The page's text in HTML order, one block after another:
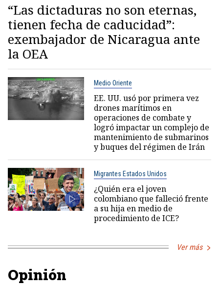
“Las dictaduras no son eternas,
tienen fecha de caducidad”:
exembajador de Nicaragua ante
la OEA
Medio Oriente
EE. UU. usó por primera vez
drones marítimos en
operaciones de combate y
logró impactar un complejo de
mantenimiento de submarinos
y buques del régimen de Irán
Migrantes Estados Unidos
¿Quién era el joven
colombiano que falleció frente
a su hija en medio de
procedimiento de ICE?
Ver más
Opinión